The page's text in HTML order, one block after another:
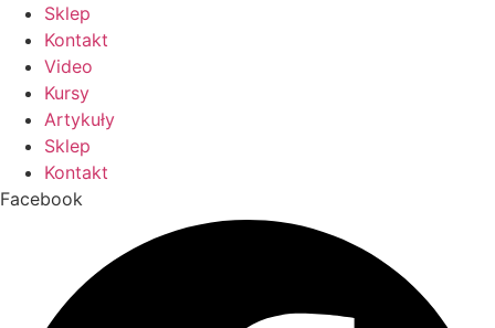
Sklep
Kontakt
Video
Kursy
Artykuły
Sklep
Kontakt
Facebook